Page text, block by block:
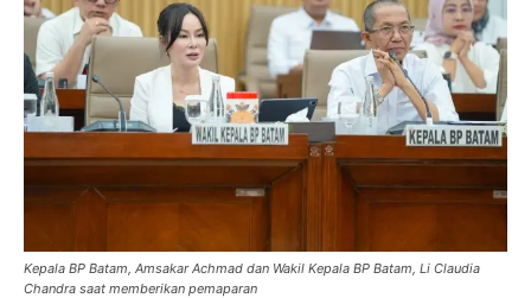
Kepala BP Batam, Amsakar Achmad dan Wakil Kepala BP Batam, Li Claudia
Chandra saat memberikan pemaparan